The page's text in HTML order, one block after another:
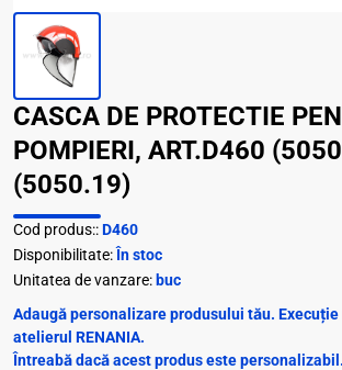
CASCA DE PROTECTIE
POMPIERI, ART.D460
(5050.19)
Cod produs::D460
Disponibilitate: În stoc
Unitatea de vanzare: buc
Adaugă personalizare produsului tău.
atelierul RENANIA.
Întreabă dacă acest produs este personalizabil.